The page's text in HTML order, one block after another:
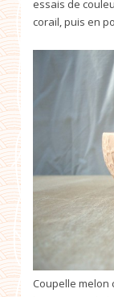
essais de
corail, puis en
Coupelle melon